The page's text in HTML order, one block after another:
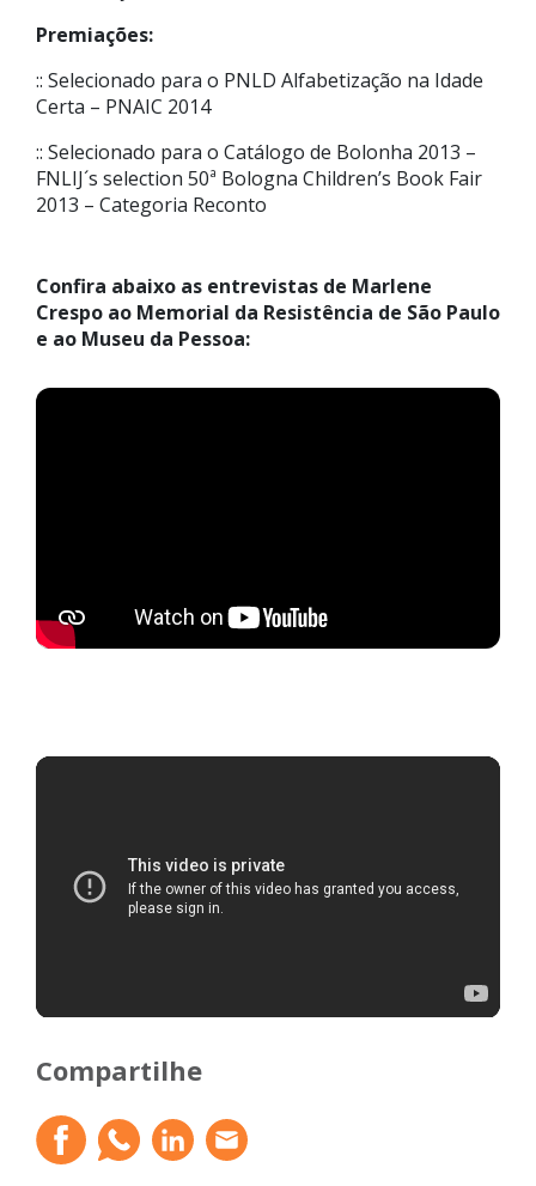
Premiações:
:: Selecionado para o PNLD Alfabetização na Idade
Certa – PNAIC 2014
:: Selecionado para o Catálogo de Bolonha 2013 –
FNLIJ´s selection 50ª Bologna Children’s Book Fair
2013 – Categoria Reconto
Confira abaixo as entrevistas de Marlene
Crespo ao Memorial da Resistência de São Paulo
e ao Museu da Pessoa:
Compartilhe